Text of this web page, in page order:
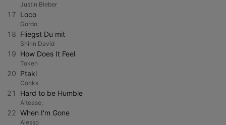
Justin Bieber
17 Loco
Gordo
18 Fliegst Du mit
Shirin David
19 How Does It Feel
Token
20 Ptaki
Cooks
21 Hard to be Humble
Altease;
22 When I'm Gone
Alesso